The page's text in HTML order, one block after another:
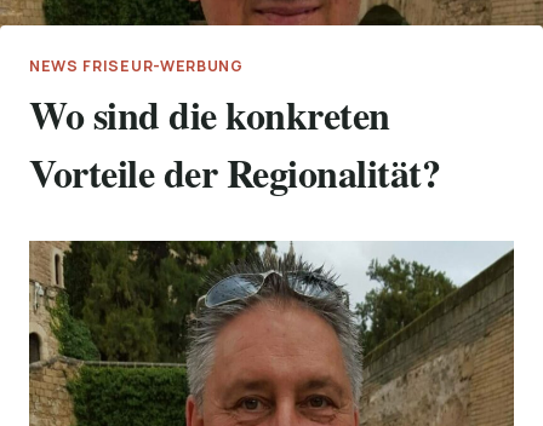
NEWS FRISEUR-WERBUNG
Wo sind die konkreten
Vorteile der Regionalität?